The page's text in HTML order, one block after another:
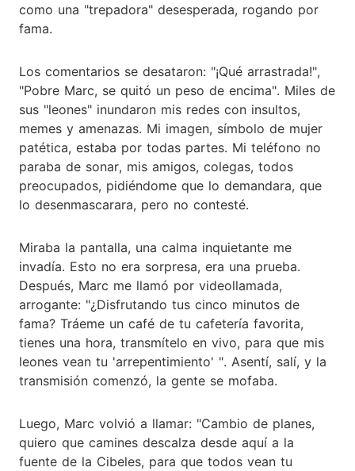
como una "trepadora" desesperada, rogando por
fama.
Los comentarios se desataron: "¡Qué arrastrada!",
"Pobre Marc, se quitó un peso de encima". Miles de
sus "leones" inundaron mis redes con insultos,
memes y amenazas. Mi imagen, símbolo de mujer
patética, estaba por todas partes. Mi teléfono no
paraba de sonar, mis amigos, colegas, todos
preocupados, pidiéndome que lo demandara, que
lo desenmascarara, pero no contesté.
Miraba la pantalla, una calma inquietante me
invadía. Esto no era sorpresa, era una prueba.
Después, Marc me llamó por videollamada,
arrogante: "¿Disfrutando tus cinco minutos de
fama? Tráeme un café de tu cafetería favorita,
tienes una hora, transmítelo en vivo, para que mis
leones vean tu 'arrepentimiento' ". Asentí, salí, y la
transmisión comenzó, la gente se mofaba.
Luego, Marc volvió a llamar: "Cambio de planes,
quiero que camines descalza desde aquí a la
fuente de la Cibeles, para que todos vean tu